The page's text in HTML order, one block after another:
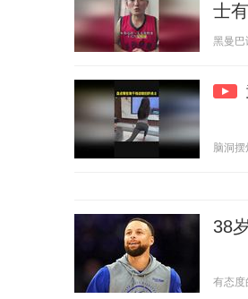
士
黑曼
脑洞
38
有态